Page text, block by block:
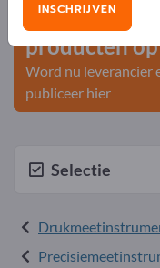
Publiceer
producten
Word nu leverancier
publiceer hier
Selectie
INSCHRIJVEN